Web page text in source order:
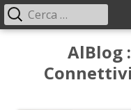
contenuto
AlBlog
Menu
principale
per: